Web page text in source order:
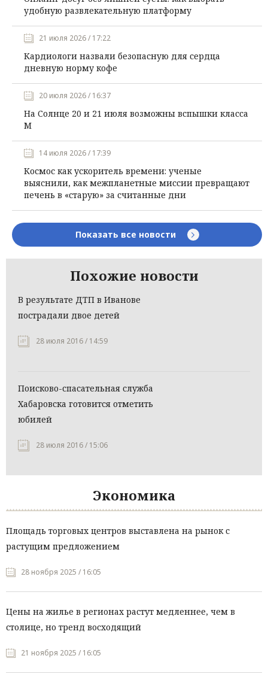
удобную развлекательную платформу
21 июля 2026 / 17:22
Кардиологи назвали безопасную для сердца
дневную норму кофе
20 июля 2026 / 16:37
На Солнце 20 и 21 июля возможны вспышки класса
М
14 июля 2026 / 17:39
Космос как ускоритель времени: ученые
выяснили, как межпланетные миссии превращают
печень в «старую» за считанные дни
Показать все новости
Похожие новости
В результате ДТП в Иванове
пострадали двое детей
28 июля 2016 / 14:59
Поисково-спасательная служба
Хабаровска готовится отметить
юбилей
28 июля 2016 / 15:06
Экономика
Площадь торговых центров выставлена на рынок с
растущим предложением
28 ноября 2025 / 16:05
Цены на жилье в регионах растут медленнее, чем в
столице, но тренд восходящий
21 ноября 2025 / 16:05